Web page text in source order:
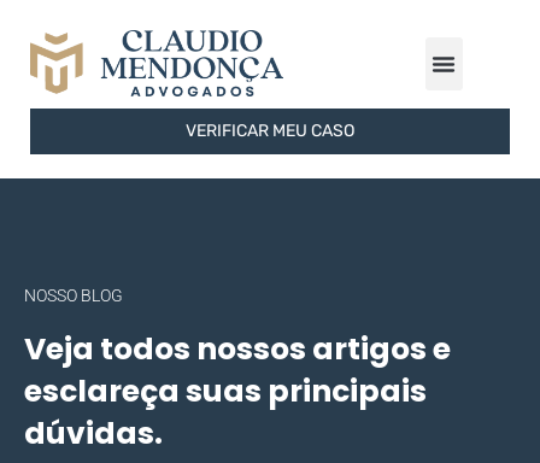
VERIFICAR MEU CASO
NOSSO BLOG
Veja todos nossos artigos e
esclareça suas principais
dúvidas.